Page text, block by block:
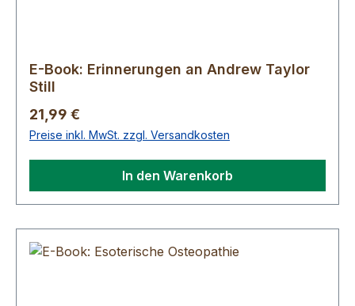
E-Book: Erinnerungen an Andrew Taylor
Still
Regulärer Preis:
21,99 €
Preise inkl. MwSt. zzgl. Versandkosten
In den Warenkorb